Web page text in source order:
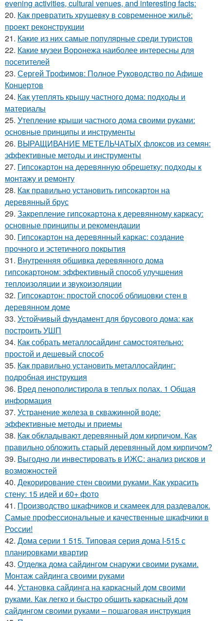
evening activities, cultural venues, and interesting facts:
20. Как превратить хрущевку в современное жильё:
проект реконструкции
21. Какие из них самые популярные среди туристов
22. Какие музеи Воронежа наиболее интересны для
посетителей
23. Сергей Трофимов: Полное Руководство по Афише
Концертов
24. Как утеплять крышу частного дома: подходы и
материалы
25. Утепление крыши частного дома своими руками:
основные принципы и инструменты
26. ВЫРАЩИВАНИЕ МЕТЕЛЬЧАТЫХ флоксов из семян:
эффективные методы и инструменты
27. Гипсокартон на деревянную обрешетку: подходы к
монтажу и ремонту
28. Как правильно установить гипсокартон на
деревянный брус
29. Закрепление гипсокартона к деревянному каркасу:
основные принципы и рекомендации
30. Гипсокартон на деревянный каркас: создание
прочного и эстетичного покрытия
31. Внутренняя обшивка деревянного дома
гипсокартоном: эффективный способ улучшения
теплоизоляции и звукоизоляции
32. Гипсокартон: простой способ облицовки стен в
деревянном доме
33. Устойчивый фундамент для брусового дома: как
построить УШП
34. Как собрать металлосайдинг самостоятельно:
простой и дешевый способ
35. Как правильно установить металлосайдинг:
подробная инструкция
36. Вред пенополистирола в теплых полах. 1 Общая
информация
37. Устранение железа в скважинной воде:
эффективные методы и приемы
38. Как обкладывают деревянный дом кирпичом. Как
правильно обложить старый деревянный дом кирпичом?
39. Выгодно ли инвестировать в ИЖС: анализ рисков и
возможностей
40. Декорирование стен своими руками. Как украсить
стену: 15 идей и 60+ фото
41. Производство шкафчиков и скамеек для раздевалок.
Самые профессиональные и качественные шкафчики в
России!
42. Дома серии 1 515. Типовая серия дома I-515 с
планировками квартир
43. Отделка дома сайдингом снаружи своими руками.
Монтаж сайдинга своими руками
44. Установка сайдинга на каркасный дом своими
руками. Как легко и быстро обшить каркасный дом
сайдингом своими руками – пошаговая инструкция